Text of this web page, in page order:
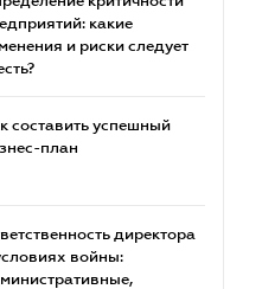
какие
и риски следует
составить успешный
план
директора
войны: